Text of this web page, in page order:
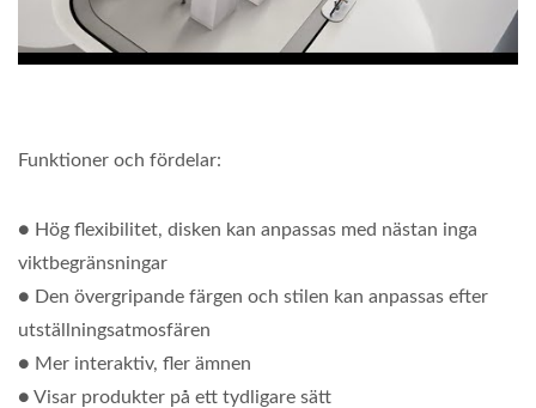
Funktioner och fördelar:
● Hög flexibilitet, disken kan anpassas med nästan inga
viktbegränsningar
● Den övergripande färgen och stilen kan anpassas efter
utställningsatmosfären
● Mer interaktiv, fler ämnen
● Visar produkter på ett tydligare sätt